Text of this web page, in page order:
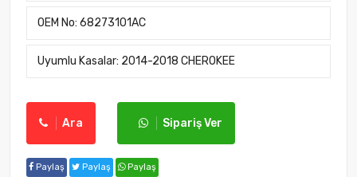
OEM No: 68273101AC
Uyumlu Kasalar: 2014-2018 CHEROKEE
Ara Sipariş Ver
Paylaş Paylaş Paylaş